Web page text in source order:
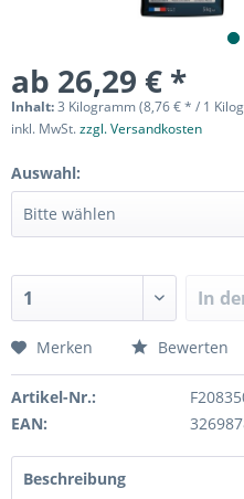
ab 26,29 € *
Inhalt:3 Kilogramm (8,76 € * / 1
inkl. MwSt.zzgl. Versandkosten
Auswahl:
In
Merken Bewerten
Artikel-Nr.:
EAN:
Beschreibung